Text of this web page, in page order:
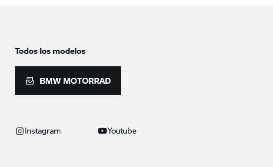
Todos los modelos
BMW MOTORRAD
Instagram Youtube